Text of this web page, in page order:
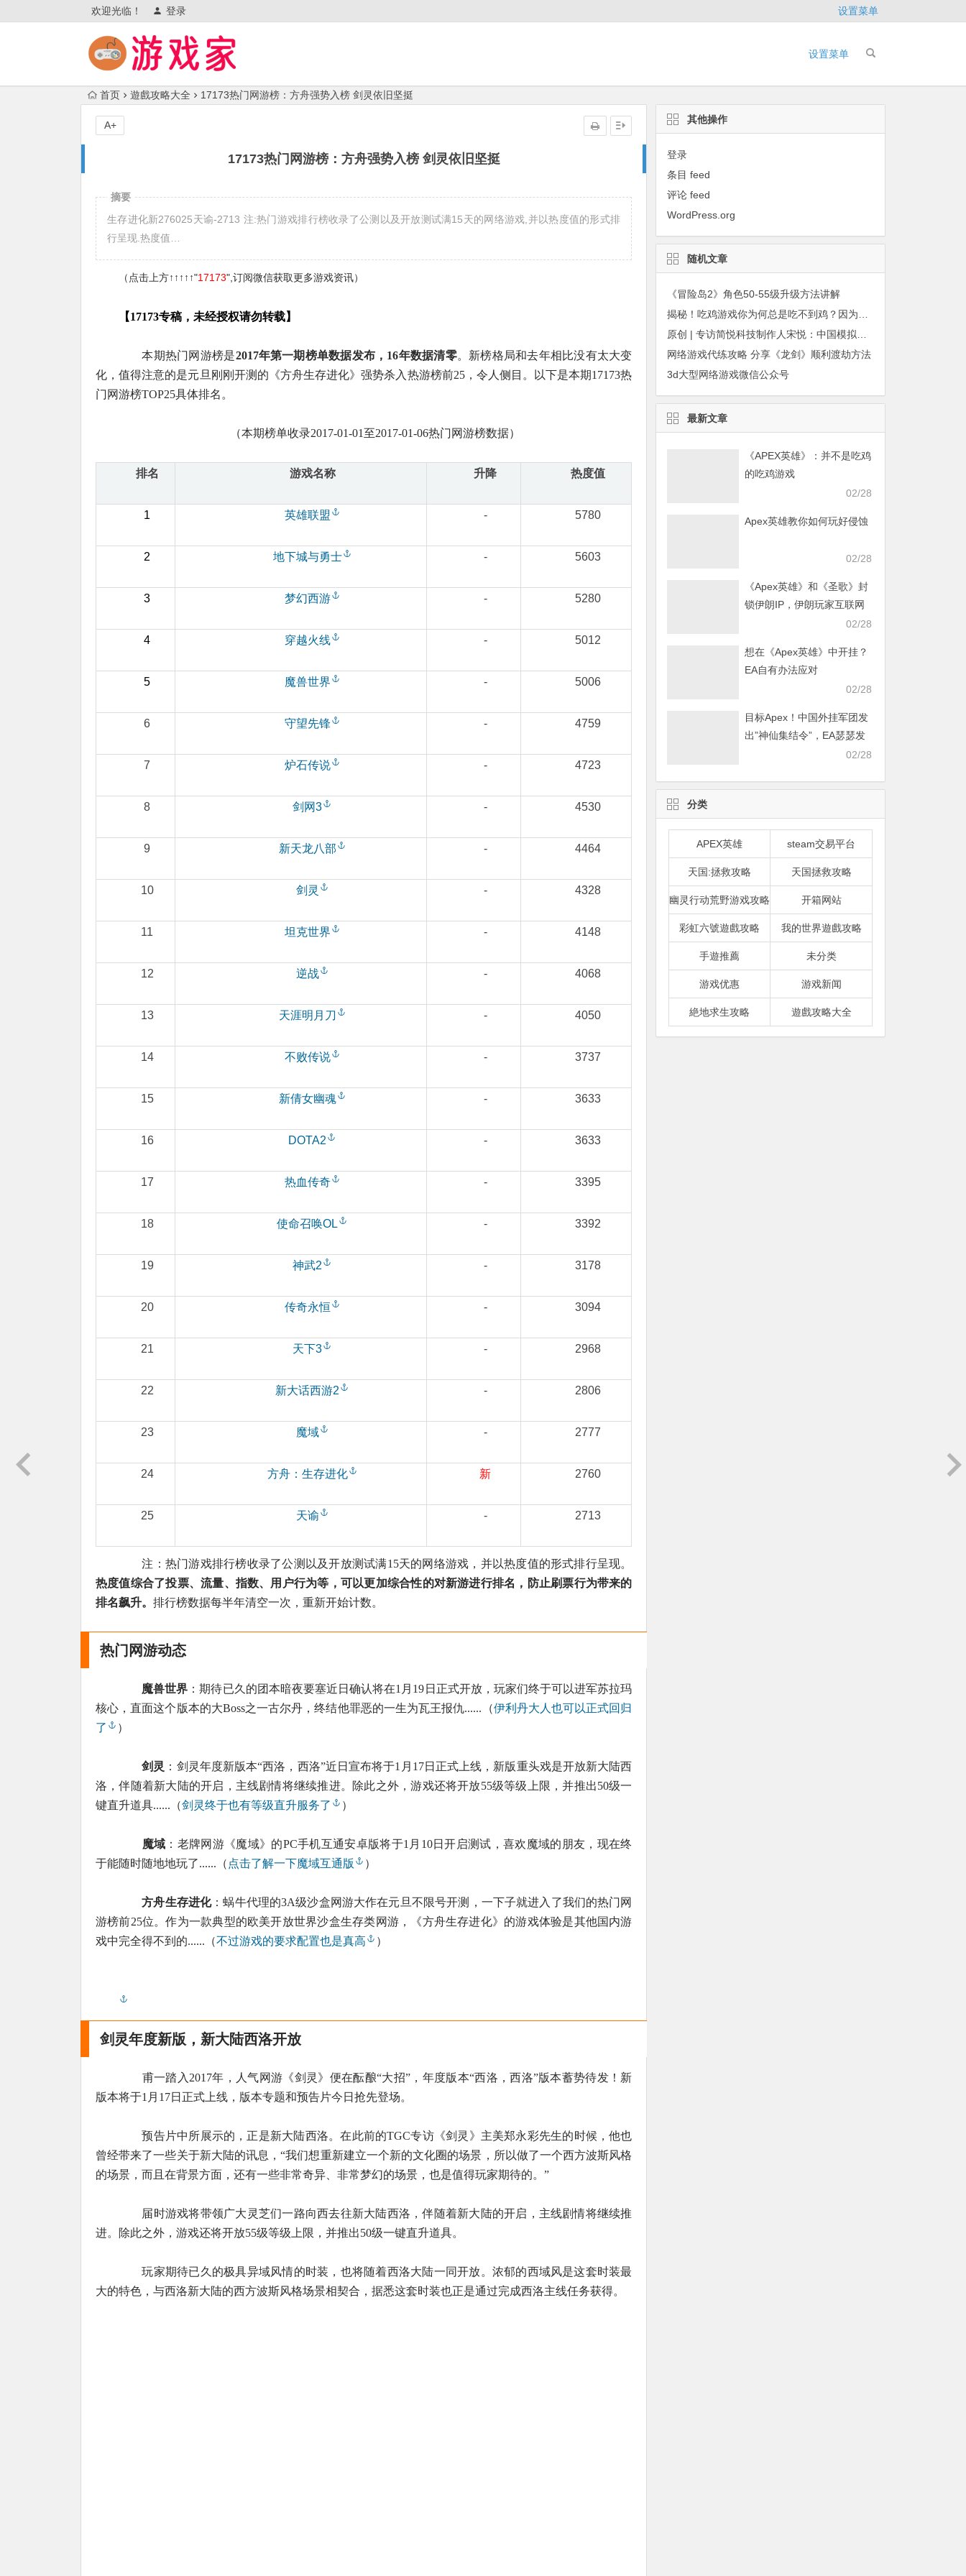
欢迎光临！ 登录 设置菜单
设置菜单
首页 遊戲攻略大全 17173热门网游榜：方舟强势入榜 剑灵依旧坚挺
17173热门网游榜：方舟强势入榜 剑灵依旧坚挺
A+
摘要
生存进化新276025天谕-2713 注:热门游戏排行榜收录了公测以及开放测试满15天的网络游戏,并以热度值的形式排
行呈现.热度值…
（点击上方↑↑↑↑↑"17173",订阅微信获取更多游戏资讯）
【17173专稿，未经授权请勿转载】
本期热门网游榜是2017年第一期榜单数据发布，16年数据清零。新榜格局和去年相比没有太大变
化，值得注意的是元旦刚刚开测的《方舟生存进化》强势杀入热游榜前25，令人侧目。以下是本期17173热
门网游榜TOP25具体排名。
（本期榜单收录2017-01-01至2017-01-06热门网游榜数据）
排名 游戏名称 升降 热度值
1 英雄联盟 - 5780
2 地下城与勇士 - 5603
3 梦幻西游 - 5280
4 穿越火线 - 5012
5 魔兽世界 - 5006
6 守望先锋 - 4759
7 炉石传说 - 4723
8 剑网3 - 4530
9 新天龙八部 - 4464
10 剑灵 - 4328
11 坦克世界 - 4148
12 逆战 - 4068
13 天涯明月刀 - 4050
14 不败传说 - 3737
15 新倩女幽魂 - 3633
16 DOTA2 - 3633
17 热血传奇 - 3395
18 使命召唤OL - 3392
19 神武2 - 3178
20 传奇永恒 - 3094
21 天下3 - 2968
22 新大话西游2 - 2806
23 魔域 - 2777
24 方舟：生存进化 新 2760
25 天谕 - 2713
注：热门游戏排行榜收录了公测以及开放测试满15天的网络游戏，并以热度值的形式排行呈现。
热度值综合了投票、流量、指数、用户行为等，可以更加综合性的对新游进行排名，防止刷票行为带来的
排名飙升。 排行榜数据每半年清空一次，重新开始计数。
热门网游动态
魔兽世界 ：期待已久的团本暗夜要塞近日确认将在1月19日正式开放，玩家们终于可以进军苏拉玛
核心，直面这个版本的大Boss之一古尔丹，终结他罪恶的一生为瓦王报仇......（伊利丹大人也可以正式回归
了
）
剑灵 ：剑灵年度新版本“西洛，西洛”近日宣布将于1月17日正式上线，新版重头戏是开放新大陆西
洛，伴随着新大陆的开启，主线剧情将继续推进。除此之外，游戏还将开放55级等级上限，并推出50级一
键直升道具......（剑灵终于也有等级直升服务了 ）
魔域 ：老牌网游《魔域》的PC手机互通安卓版将于1月10日开启测试，喜欢魔域的朋友，现在终
于能随时随地地玩了......（ 点击了解一下魔域互通版 ）
方舟生存进化：蜗牛代理的3A级沙盒网游大作在元旦不限号开测，一下子就进入了我们的热门网
游榜前25位。作为一款典型的欧美开放世界沙盒生存类网游，《方舟生存进化》的游戏体验是其他国内游
戏中完全得不到的......（不过游戏的要求配置也是真高 ）
剑灵年度新版，新大陆西洛开放
甫一踏入2017年，人气网游《剑灵》便在酝酿“大招”，年度版本“西洛，西洛”版本蓄势待发！新
版本将于1月17日正式上线，版本专题和预告片今日抢先登场。
预告片中所展示的，正是新大陆西洛。在此前的TGC专访《剑灵》主美郑永彩先生的时候，他也
曾经带来了一些关于新大陆的讯息，“我们想重新建立一个新的文化圈的场景，所以做了一个西方波斯风格
的场景，而且在背景方面，还有一些非常奇异、非常梦幻的场景，也是值得玩家期待的。”
届时游戏将带领广大灵芝们一路向西去往新大陆西洛，伴随着新大陆的开启，主线剧情将继续推
进。除此之外，游戏还将开放55级等级上限，并推出50级一键直升道具。
玩家期待已久的极具异域风情的时装，也将随着西洛大陆一同开放。浓郁的西域风是这套时装最
大的特色，与西洛新大陆的西方波斯风格场景相契合，据悉这套时装也正是通过完成西洛主线任务获得。
其他操作
登录
条目 feed
评论 feed
WordPress.org
随机文章
《冒险岛2》角色50-55级升级方法讲解
网络游戏代练攻略 分享《龙剑》顺利渡劫方法
3d大型网络游戏微信公众号
最新文章
《APEX英雄》：并不是吃鸡
的吃鸡游戏
02/28
Apex英雄教你如何玩好侵蚀
02/28
《Apex英雄》和《圣歌》封
锁伊朗IP，伊朗玩家互联网
02/28
想在《Apex英雄》中开挂？
EA自有办法应对
02/28
目标Apex！中国外挂军团发
出”神仙集结令”，EA瑟瑟发
02/28
分类
APEX英雄 steam交易平台
天国:拯救攻略 天国拯救攻略
幽灵行动荒野游戏攻略 开箱网站
彩虹六號遊戲攻略 我的世界遊戲攻略
手遊推薦 未分类
游戏优惠 游戏新闻
絶地求生攻略 遊戲攻略大全